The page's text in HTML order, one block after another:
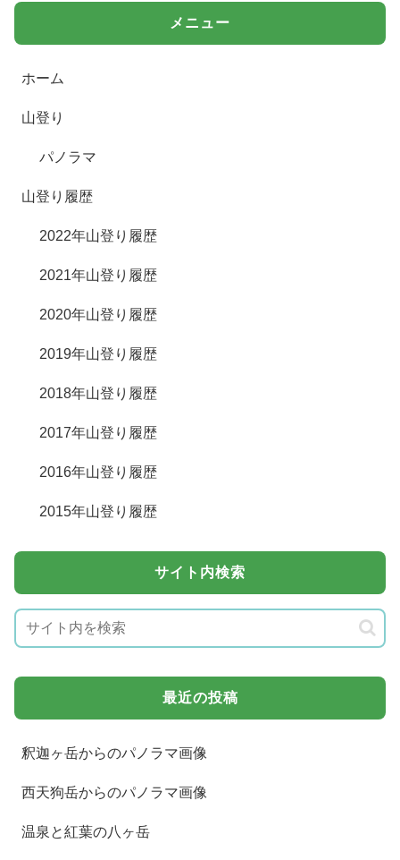
メニュー
ホーム
山登り
パノラマ
山登り履歴
2022年山登り履歴
2021年山登り履歴
2020年山登り履歴
2019年山登り履歴
2018年山登り履歴
2017年山登り履歴
2016年山登り履歴
2015年山登り履歴
サイト内検索
最近の投稿
釈迦ヶ岳からのパノラマ画像
西天狗岳からのパノラマ画像
温泉と紅葉の八ヶ岳